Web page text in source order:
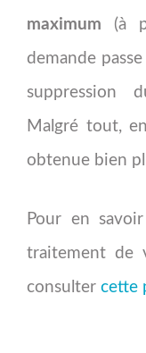
maximum (à
demande
suppression
Malgré tout,
obtenue bien
Pour en
traitement de
consulter cette